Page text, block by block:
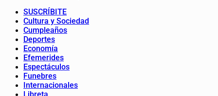
SUSCRÍBITE
Cultura y Sociedad
Cumpleaños
Deportes
Economía
Efemerides
Espectáculos
Funebres
Internacionales
Libreta